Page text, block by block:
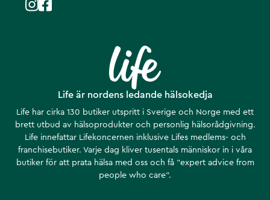
Life är nordens ledande hälsokedja
Life har cirka 130 butiker utspritt i Sverige och Norge med ett
brett utbud av hälsoprodukter och personlig hälsorådgivning.
Life innefattar Lifekoncernen inklusive Lifes medlems- och
franchisebutiker. Varje dag kliver tusentals människor in i våra
butiker för att prata hälsa med oss och få ”expert advice from
people who care”.